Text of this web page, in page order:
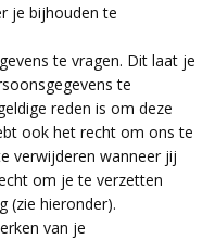
je bijhouden te
te vragen. Dit laat je
te
reden is om deze
ook het recht om ons te
verwijderen wanneer jij
om je te verzetten
(zie hieronder).
van je